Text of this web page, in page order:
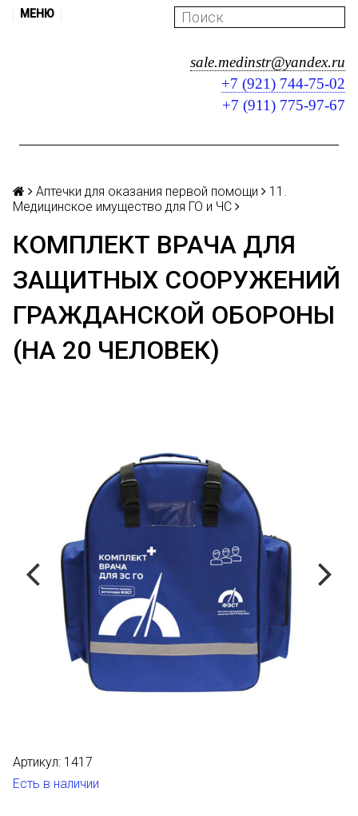
МЕНЮ
sale.medinstr@yandex.ru
+7 (921) 744-75-02
+7 (911) 775-97-67
Аптечки для оказания первой помощи
11.
Медицинское имущество для ГО и ЧС
КОМПЛЕКТ ВРАЧА ДЛЯ
ЗАЩИТНЫХ СООРУЖЕНИЙ
ГРАЖДАНСКОЙ ОБОРОНЫ
(НА 20 ЧЕЛОВЕК)
Артикул: 1417
Есть в наличии